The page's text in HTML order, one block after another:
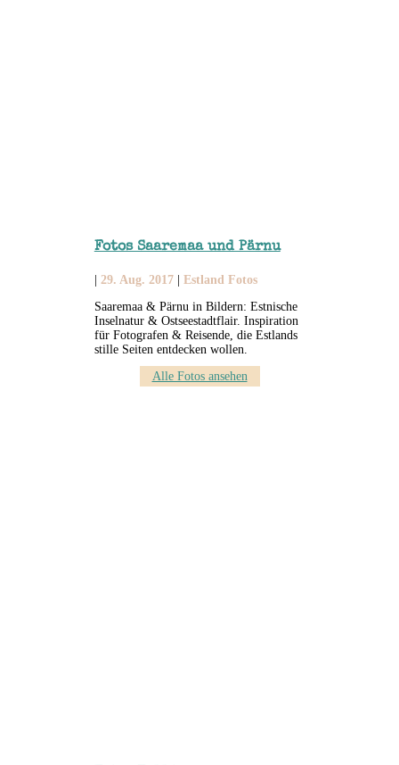
Fotos Saaremaa und Pärnu
29. Aug. 2017
Estland Fotos
Saaremaa & Pärnu in Bildern: Estnische
Inselnatur & Ostseestadtflair. Inspiration
für Fotografen & Reisende, die Estlands
stille Seiten entdecken wollen.
Alle Fotos ansehen